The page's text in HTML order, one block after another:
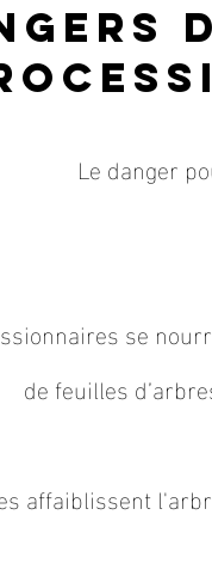
Le danger
se
de feuilles
affaiblissent